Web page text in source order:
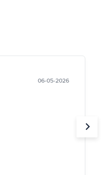
06-05-2026